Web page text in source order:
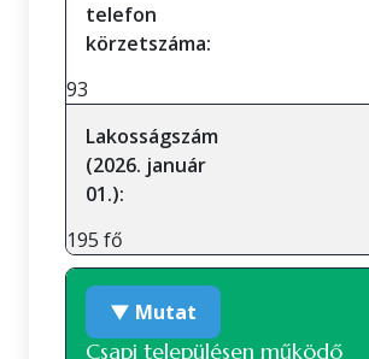
telefon
körzetszáma:
93
Lakosságszám
(2026. január
01.):
195 fő
▼ Mutat
Csapi településen működő